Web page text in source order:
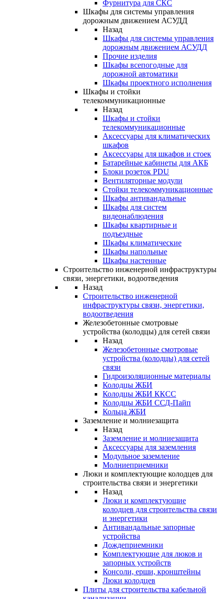
Фурнитура для СКС
Шкафы для системы управления
дорожным движением АСУДД
Назад
Шкафы для системы управления
дорожным движением АСУДД
Прочие изделия
Шкафы всепогодные для
дорожной автоматики
Шкафы проектного исполнения
Шкафы и стойки
телекоммуникационные
Назад
Шкафы и стойки
телекоммуникационные
Аксессуары для климатических
шкафов
Аксессуары для шкафов и стоек
Батарейные кабинеты для АКБ
Блоки розеток PDU
Вентиляторные модули
Стойки телекоммуникационные
Шкафы антивандальные
Шкафы для систем
видеонаблюдения
Шкафы квартирные и
подъездные
Шкафы климатические
Шкафы напольные
Шкафы настенные
Строительство инженерной инфраструктуры
связи, энергетики, водоотведения
Назад
Строительство инженерной
инфраструктуры связи, энергетики,
водоотведения
Железобетонные смотровые
устройства (колодцы) для сетей связи
Назад
Железобетонные смотровые
устройства (колодцы) для сетей
связи
Гидроизоляционные материалы
Колодцы ЖБИ
Колодцы ЖБИ ККСС
Колодцы ЖБИ ССД-Пайп
Кольца ЖБИ
Заземление и молниезащита
Назад
Заземление и молниезащита
Аксессуары для заземления
Модульное заземление
Молниеприемники
Люки и комплектующие колодцев для
строительства связи и энергетики
Назад
Люки и комплектующие
колодцев для строительства связи
и энергетики
Антивандальные запорные
устройства
Дождеприемники
Комплектующие для люков и
запорных устройств
Консоли, ерши, кронштейны
Люки колодцев
Плиты для строительства кабельной